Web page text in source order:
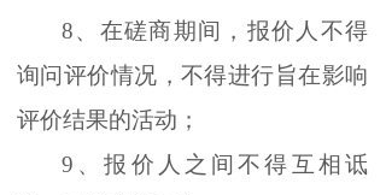
8、在磋商期间，报价人不得
询问评价情况，不得进行旨在影响
评价结果的活动；
9、报价人之间不得互相诋